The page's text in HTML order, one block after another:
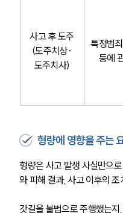
사고 후 도주
(도주치상·
도주치사)
특정범
등에
형량에 영향을 주는
형량은 사고 발생 사실만으
와 피해 결과, 사고 이후의 조
갓길을 불법으로 주행했는